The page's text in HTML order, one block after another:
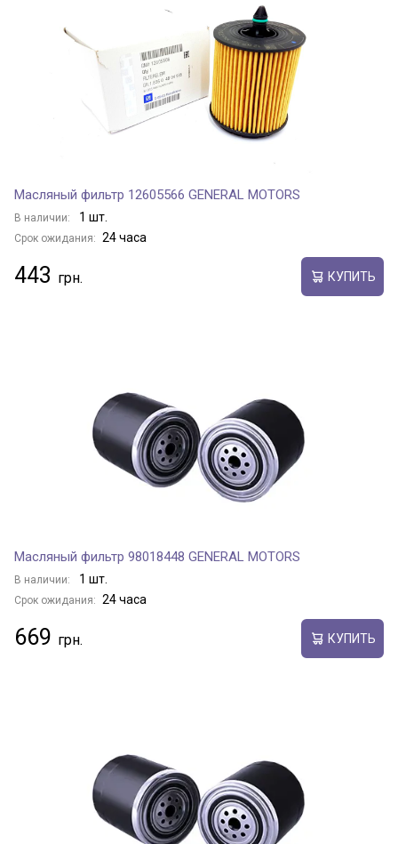
Масляный фильтр 12605566 GENERAL MOTORS
В наличии: 1 шт.
Срок ожидания: 24 часа
443 КУПИТЬ
Масляный фильтр 98018448 GENERAL MOTORS
В наличии: 1 шт.
Срок ожидания: 24 часа
669 КУПИТЬ